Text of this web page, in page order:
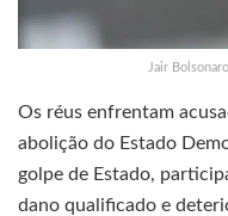
Jair
Os réus enfrentam
abolição do Estado
golpe de Estado,
dano qualificado e